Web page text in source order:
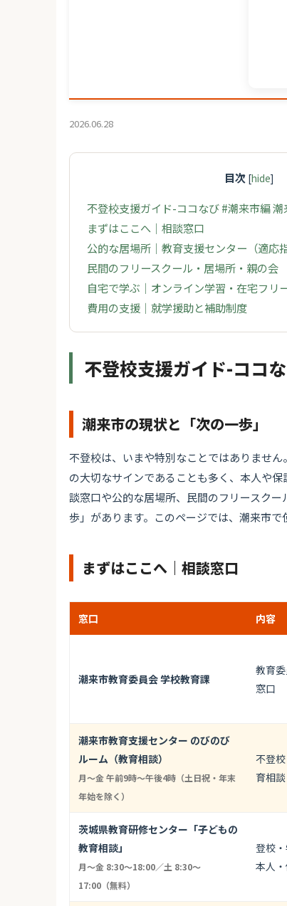
2026.06.28
目次 [hide]
不登校支援ガイド-ココなび #潮来市編 潮
まずはここへ｜相談窓口
公的な居場所｜教育支援センター（適応
民間のフリースクール・居場所・親の会
自宅で学ぶ｜オンライン学習・在宅フリ
費用の支援｜就学援助と補助制度
不登校支援ガイド-ココ
潮来市の現状と「次の一歩」
不登校は、いまや特別なことではありませ
の大切なサインであることも多く、本人や
談窓口や公的な居場所、民間のフリースク
歩」があります。このページでは、潮来市で
まずはここへ｜相談窓口
窓口 内容
潮来市教育委員会 学校教育課
教育
窓口
潮来市教育支援センター のびのび
ルーム（教育相談）
月～金 午前9時～午後4時（土日祝・年末
年始を除く）
不登
育相
茨城県教育研修センター「子どもの
教育相談」
月〜金 8:30〜18:00／土 8:30〜
17:00（無料）
登校
本人・